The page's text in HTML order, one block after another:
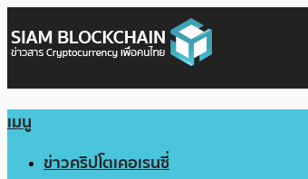
เมนู
ข่าวคริปโตเคอเรนซี่